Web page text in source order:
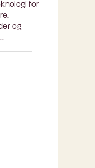
for
og